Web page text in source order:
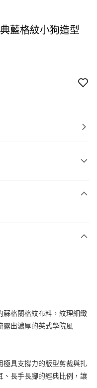
藍格紋小狗造型
可立即使用無須另外申請。
會自動跳轉到大哥付的交易
繳款截止日，確認付款後即完
續交易確認頁面所載為準。
的支付方式。 讓您購物簡單
蘇格蘭格紋布料，紋理細緻
露出濃厚的英式學院風
極具支撐力的版型剪裁與扎
、長手長腳的經典比例，讓